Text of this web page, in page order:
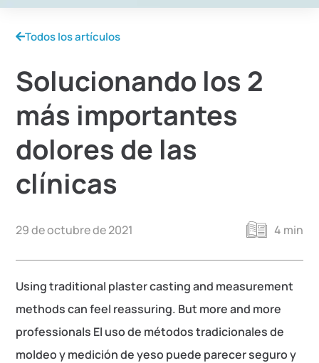
Todos los artículos
Solucionando los 2
más importantes
dolores de las
clínicas
29 de octubre de 2021 4 min
Using traditional plaster casting and measurement
methods can feel reassuring. But more and more
professionals El uso de métodos tradicionales de
moldeo y medición de yeso puede parecer seguro y